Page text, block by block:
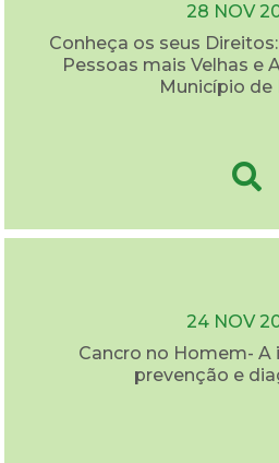
28 NOV
Conheça os seus
Pessoas mais Velhas e
Município de
24 NOV
Cancro no Homem-
prevenção e